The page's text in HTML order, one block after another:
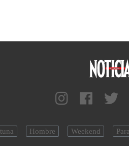
Hombre Weekend